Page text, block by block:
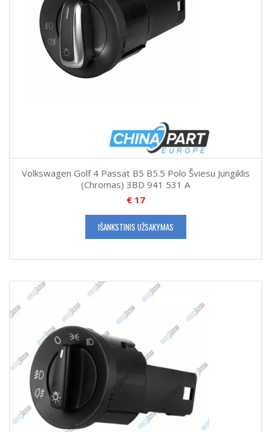
Volkswagen Golf 4 Passat B5 B5.5 Polo Šviesu Jungiklis
(Chromas) 3BD 941 531 A
€17
IŠANKSTINIS UŽSAKYMAS